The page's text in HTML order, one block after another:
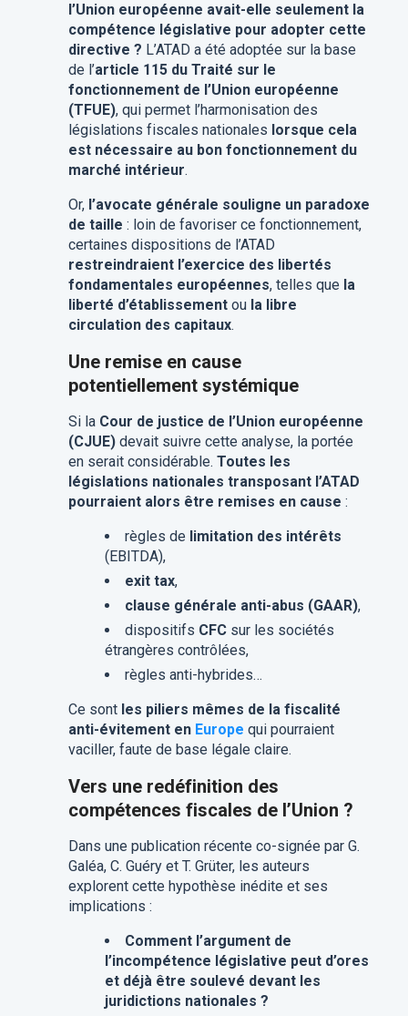
l’Union européenne avait-elle seulement la
compétence législative pour adopter cette
directive ? L’ATAD a été adoptée sur la base
de l’article 115 du Traité sur le
fonctionnement de l’Union européenne
(TFUE), qui permet l’harmonisation des
législations fiscales nationales lorsque cela
est nécessaire au bon fonctionnement du
marché intérieur.
Or, l’avocate générale souligne un paradoxe
de taille : loin de favoriser ce fonctionnement,
certaines dispositions de l’ATAD
restreindraient l’exercice des libertés
fondamentales européennes, telles que la
liberté d’établissementou la libre
circulation des capitaux.
Une remise en cause
potentiellement systémique
Si la Cour de justice de l’Union européenne
(CJUE)devait suivre cette analyse, la portée
en serait considérable. Toutes les
législations nationales transposant l’ATAD
pourraient alors être remises en cause :
règles de limitation des intérêts
(EBITDA),
exit tax,
clause générale anti-abus (GAAR),
dispositifs CFCsur les sociétés
étrangères contrôlées,
règles anti-hybrides…
Ce sont les piliers mêmes de la fiscalité
anti-évitement en Europe qui pourraient
vaciller, faute de base légale claire.
Vers une redéfinition des
compétences fiscales de l’Union ?
Dans une publication récente co-signée par G.
Galéa, C. Guéry et T. Grüter, les auteurs
explorent cette hypothèse inédite et ses
implications :
Comment l’argument de
l’incompétence législative peut d’ores
et déjà être soulevé devant les
juridictions nationales ?